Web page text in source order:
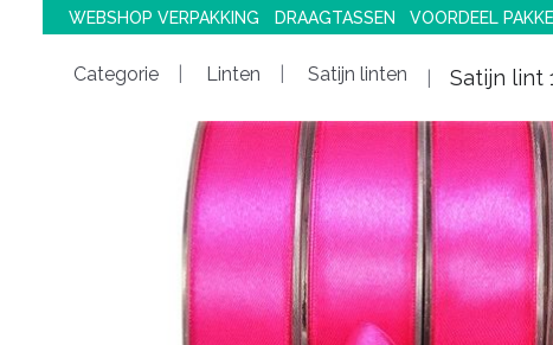
WEBSHOP VERPAKKING
DRAAGTASSEN VOORDEEL
Categorie Linten Satijn linten Satijn lint